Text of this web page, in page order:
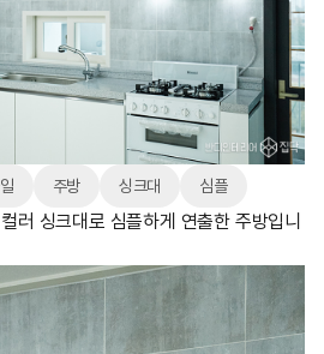
주방 싱크대 심플
러 싱크대로 심플하게 연출한 주방입니